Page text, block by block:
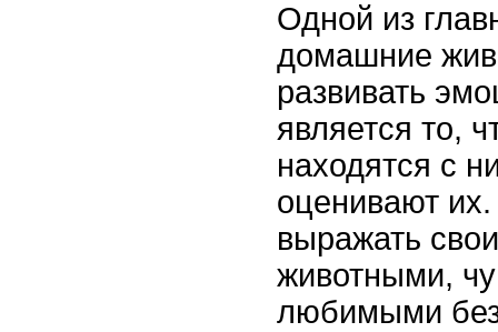
Одной из
домашние
развивать
является то,
находятся с
оценивают
выражать
животными,
любимыми